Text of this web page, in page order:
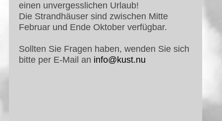
einen unvergesslichen Urlaub!
Die Strandhäuser sind zwischen Mitte
Februar und Ende Oktober verfügbar.
Sollten Sie Fragen haben, wenden Sie sich
bitte per E-Mail an info@kust.nu